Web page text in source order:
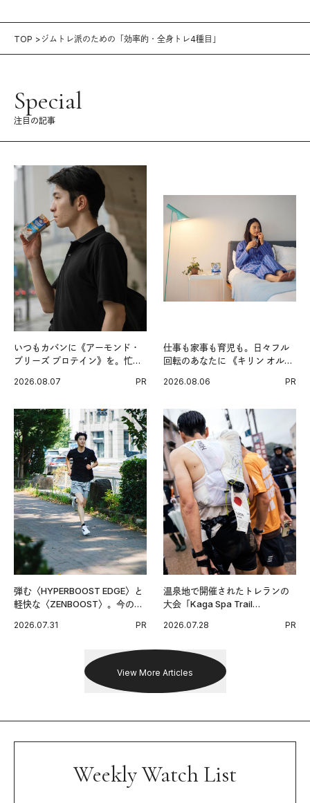
TOP ジムトレ派のための「効率的・全身トレ4種目」
Special
注目の記事
いつもカバンに《アーモンド・
ブリーズ プロテイン》を。忙し
グ習慣。
2026.08.07 PR
仕事も家事も育児も。日々フル
回転のあなたに 《キリン オルニ
2026.08.06 PR
弾む〈HYPERBOOST EDGE〉と
軽快な〈ZENBOOST〉。今の時
出した新機軸。
2026.07.31 PR
温泉地で開催されたトレランの
大会「Kaga Spa Trail
戦を夢見るランナーたちの奮闘
2026.07.28 PR
View More Articles
Weekly Watch List